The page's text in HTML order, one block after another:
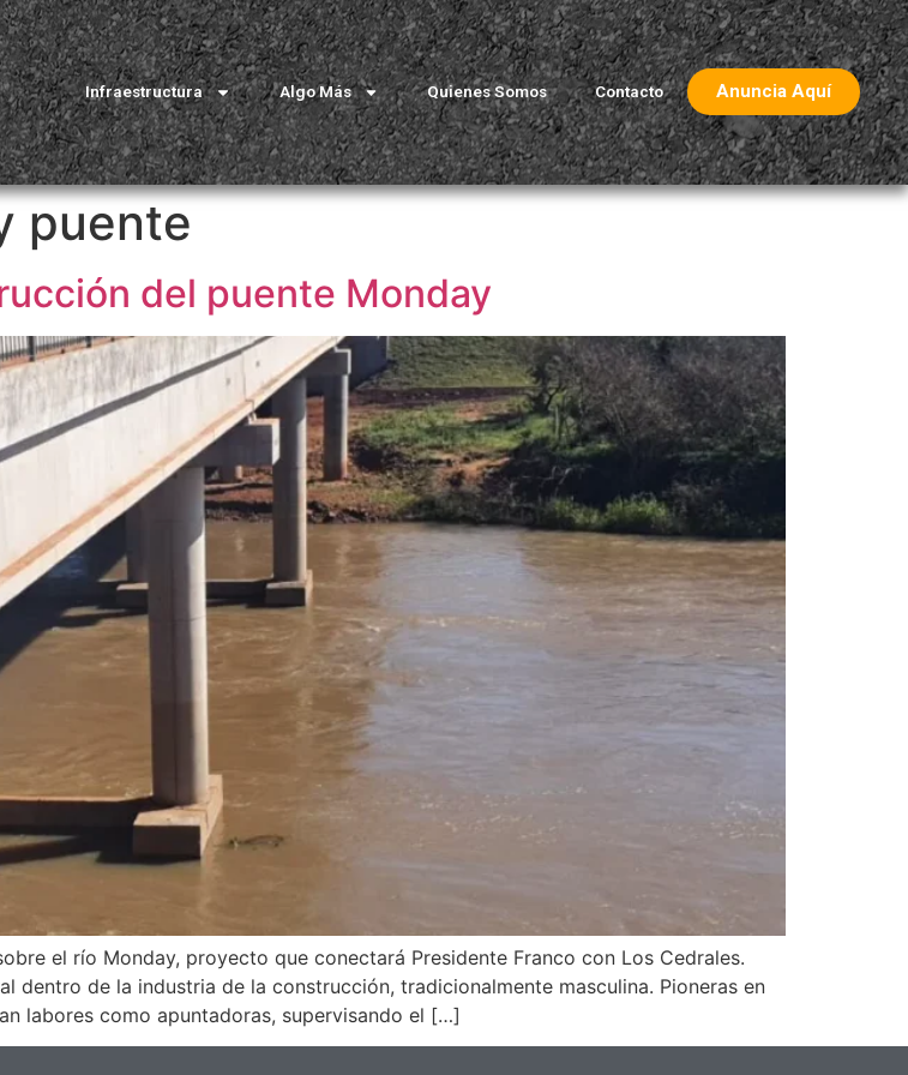
Anuncia Aquí
Infraestructura Algo Más Quienes Somos Contacto
puente
del puente Monday
el río Monday, proyecto que conectará Presidente Franco con Los Cedrales.
dentro de la industria de la construcción, tradicionalmente masculina. Pioneras en
labores como apuntadoras, supervisando el […]